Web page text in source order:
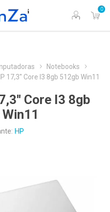
0
Notebooks
17,3'' Core I3 8gb 512gb Win11
Core I3 8gb
HP